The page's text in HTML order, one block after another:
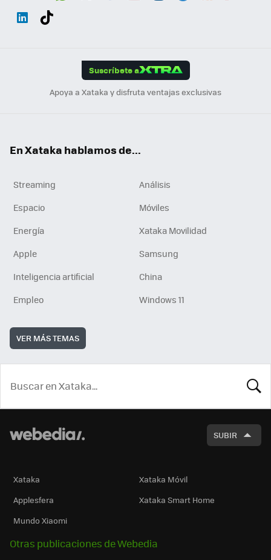
Suscríbete a
Apoya a Xataka y disfruta ventajas exclusivas
En Xataka hablamos de...
Streaming
Análisis
Espacio
Móviles
Energía
Xataka Movilidad
Apple
Samsung
Inteligencia artificial
China
Empleo
Windows 11
VER MÁS TEMAS
SUBIR
Xataka
Xataka Móvil
Applesfera
Xataka Smart Home
Mundo Xiaomi
Otras publicaciones de Webedia